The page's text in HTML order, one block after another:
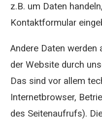
z.B. um Daten
Kontaktformular
Andere Daten
der Website durch
Das sind vor allem
Internetbrowser,
des Seitenaufrufs).